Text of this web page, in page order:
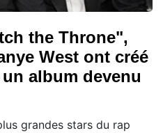
the Throne",
West ont créé
album devenu
grandes stars du rap